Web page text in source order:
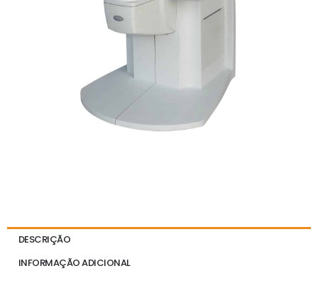
DESCRIÇÃO
INFORMAÇÃO ADICIONAL